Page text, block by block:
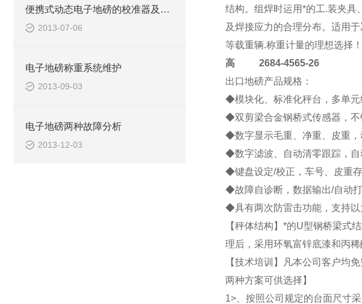
便携式动态电子地磅的校准器及其它设备
2013-07-06
电子地磅称重系统维护
2013-09-03
电子地磅两种故障分析
2013-12-03
结构。组焊时运用*的工.装夹具
及焊接应力的合理分布。适用
等载重辆.称重计量的理想选择！
高2684-4565-26
出口地磅产品规格：
◆模块化、标准化秤台，多单元
◆双剪梁合金钢桥式传感器，
◆数字显示毛重、净重、皮重
◆数字滤波、自动清零跟踪，自
◆键盘设定/校正，车号、皮重
◆故障自诊断，数据输出/自动
◆具有两次防雷击功能，支持以
【秤体结构】*的U型钢桥梁式
理后，采用环氧富锌底漆和丙
【技术培训】凡本公司客户均
两种方案可供选择】
1>、按照公司规定的台面尺寸采